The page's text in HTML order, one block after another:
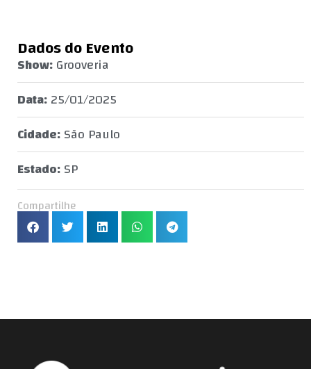
Dados do Evento
Show:Grooveria
Data:25/01/2025
Cidade:São Paulo
Estado:SP
Compartilhe